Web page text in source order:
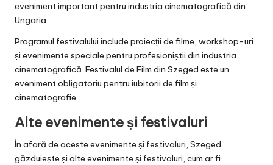
eveniment important pentru industria cinematografică din
Ungaria.
Programul festivalului include proiecții de filme, workshop-uri
și evenimente speciale pentru profesioniștii din industria
cinematografică. Festivalul de Film din Szeged este un
eveniment obligatoriu pentru iubitorii de film și
cinematografie.
Alte evenimente și festivaluri
În afară de aceste evenimente și festivaluri, Szeged
găzduiește și alte evenimente și festivaluri, cum ar fi